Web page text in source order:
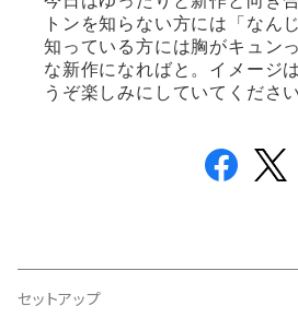
トンを知らない方には「なん
知っている方には胸がキュン
な新作になればと。イメージ
うぞ楽しみにしていてください
セットアップ